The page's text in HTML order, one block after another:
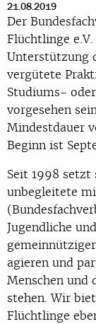
21.08.2019
Der
Flüchtlinge
Unterstützung
vergütete
Studiums-
vorgesehen
Mindestdauer
Beginn ist
Seit 1998 setzt
unbegleitete
Jugendliche
agieren und
Menschen und
stehen. Wir
Flüchtlinge